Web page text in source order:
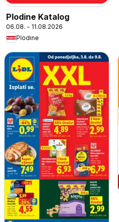
Plodine Katalog
06.08. - 11.08.2026
Plodine